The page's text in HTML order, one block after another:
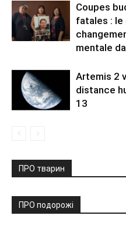
Coupes
fatales : le
mentale
Artemis 2
distance
13
ПРО тварин
ПРО подорожі